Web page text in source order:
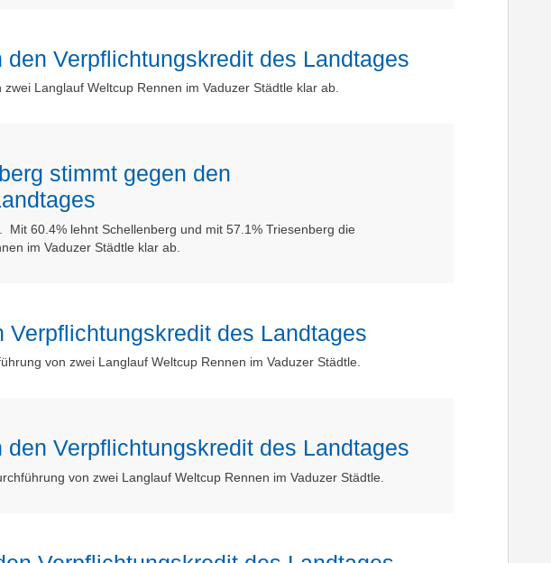
Verpflichtungskredit des Landtages
Langlauf Weltcup Rennen im Vaduzer Städtle klar ab.
stimmt gegen den
60.4% lehnt Schellenberg und mit 57.1% Triesenberg die
im Vaduzer Städtle klar ab.
des Landtages
von zwei Langlauf Weltcup Rennen im Vaduzer Städtle.
Verpflichtungskredit des Landtages
von zwei Langlauf Weltcup Rennen im Vaduzer Städtle.